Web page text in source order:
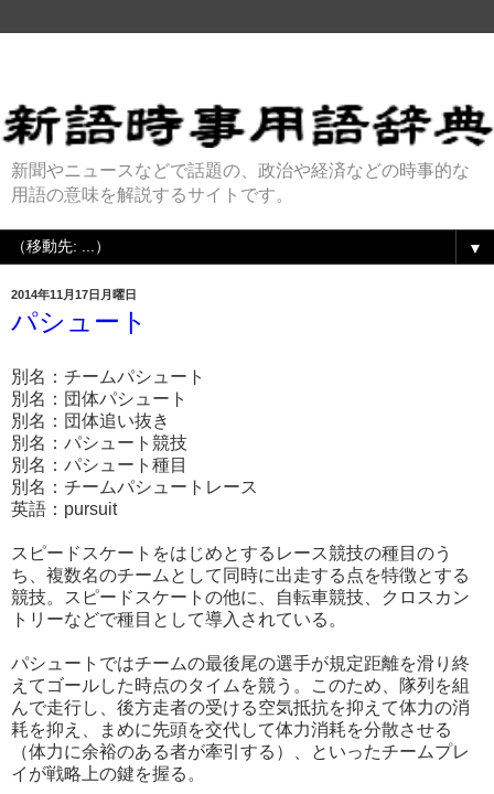
新聞やニュースなどで話題の、政治や経済などの時事的な
用語の意味を解説するサイトです。
▼
2014年11月17日月曜日
パシュート
別名：チームパシュート
別名：団体パシュート
別名：団体追い抜き
別名：パシュート競技
別名：パシュート種目
別名：チームパシュートレース
英語：pursuit
スピードスケートをはじめとするレース競技の種目のう
ち、複数名のチームとして同時に出走する点を特徴とする
競技。スピードスケートの他に、自転車競技、クロスカン
トリーなどで種目として導入されている。
パシュートではチームの最後尾の選手が規定距離を滑り終
えてゴールした時点のタイムを競う。このため、隊列を組
んで走行し、後方走者の受ける空気抵抗を抑えて体力の消
耗を抑え、まめに先頭を交代して体力消耗を分散させる
（体力に余裕のある者が牽引する）、といったチームプレ
イが戦略上の鍵を握る。